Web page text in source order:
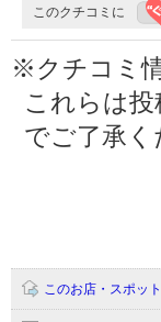
このクチコミに
※クチコミ
これらは
でご了承く
このお店・スポッ